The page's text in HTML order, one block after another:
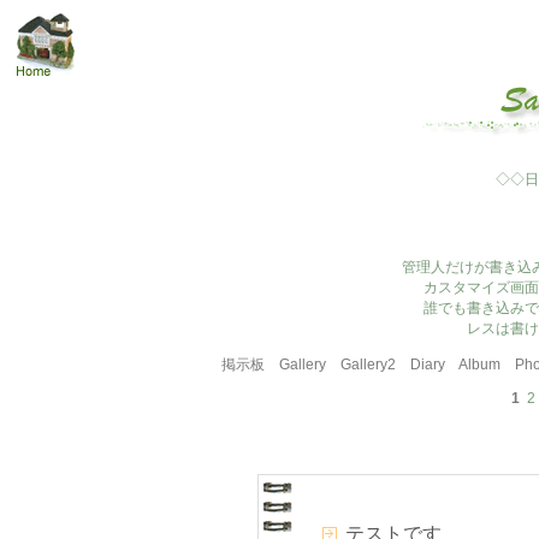
◇◇日
管理人だけが書き込
カスタマイズ画
誰でも書き込み
レスは書
掲示板 Gallery Gallery2 Diary Album
1 2
テストです